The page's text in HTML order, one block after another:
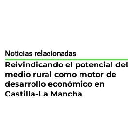
Noticias relacionadas
Reivindicando el potencial del
medio rural como motor de
desarrollo económico en
Castilla-La Mancha